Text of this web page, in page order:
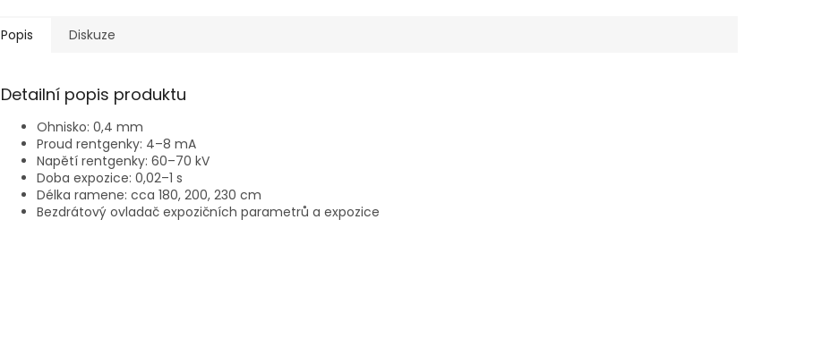
Popis Diskuze
Detailní popis produktu
Ohnisko: 0,4 mm
Proud rentgenky: 4–8 mA
Napětí rentgenky: 60–70 kV
Doba expozice: 0,02–1 s
Délka ramene: cca 180, 200, 230 cm
Bezdrátový ovladač expozičních parametrů a expozice